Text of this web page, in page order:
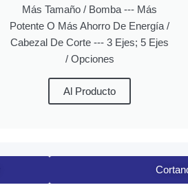
Más Tamaño / Bomba --- Más
Potente O Más Ahorro De Energía /
Cabezal De Corte --- 3 Ejes; 5 Ejes
/ Opciones
Al Producto